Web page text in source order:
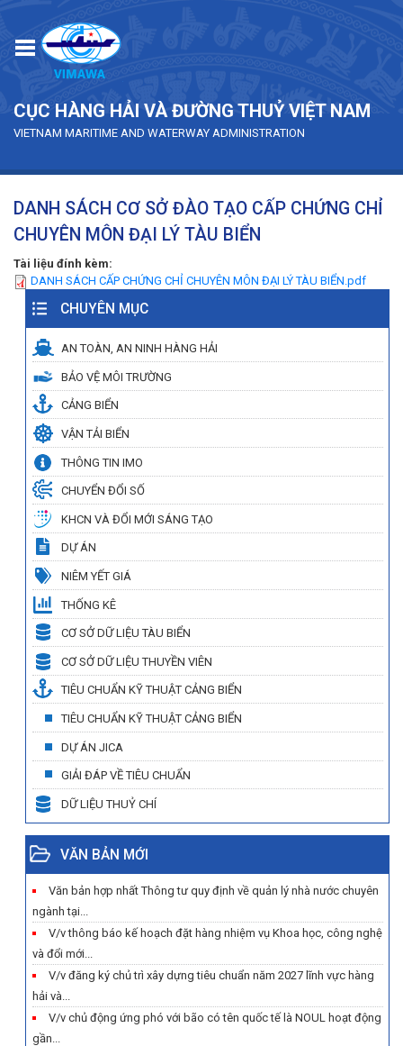
CỤC HÀNG HẢI VÀ ĐƯỜNG THUỶ VIỆT NAM
VIETNAM MARITIME AND WATERWAY ADMINISTRATION
DANH SÁCH CƠ SỞ ĐÀO TẠO CẤP CHỨNG CHỈ
CHUYÊN MÔN ĐẠI LÝ TÀU BIỂN
Tài liệu đính kèm:
DANH SÁCH CẤP CHỨNG CHỈ CHUYÊN MÔN ĐẠI LÝ TÀU BIỂN.pdf
CHUYÊN MỤC
AN TOÀN, AN NINH HÀNG HẢI
BẢO VỆ MÔI TRƯỜNG
CẢNG BIỂN
VẬN TẢI BIỂN
THÔNG TIN IMO
CHUYỂN ĐỔI SỐ
KHCN VÀ ĐỔI MỚI SÁNG TẠO
DỰ ÁN
NIÊM YẾT GIÁ
THỐNG KÊ
CƠ SỞ DỮ LIỆU TÀU BIỂN
CƠ SỞ DỮ LIỆU THUYỀN VIÊN
TIÊU CHUẨN KỸ THUẬT CẢNG BIỂN
TIÊU CHUẨN KỸ THUẬT CẢNG BIỂN
DỰ ÁN JICA
GIẢI ĐÁP VỀ TIÊU CHUẨN
DỮ LIỆU THUỶ CHÍ
VĂN BẢN MỚI
Văn bản hợp nhất Thông tư quy định về quản lý nhà nước chuyên
ngành tại...
V/v thông báo kế hoạch đặt hàng nhiệm vụ Khoa học, công nghệ
và đổi mới...
V/v đăng ký chủ trì xây dựng tiêu chuẩn năm 2027 lĩnh vực hàng
hải và...
V/v chủ động ứng phó với bão có tên quốc tế là NOUL hoạt động
gần...